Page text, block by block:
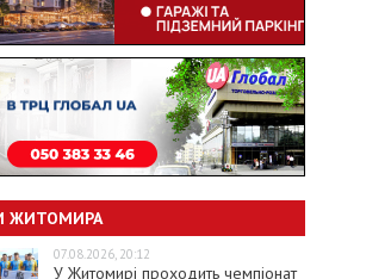
ЖИТОМИРА
07.08.2026, 20:12
У Житомирі проходить чемпіонат